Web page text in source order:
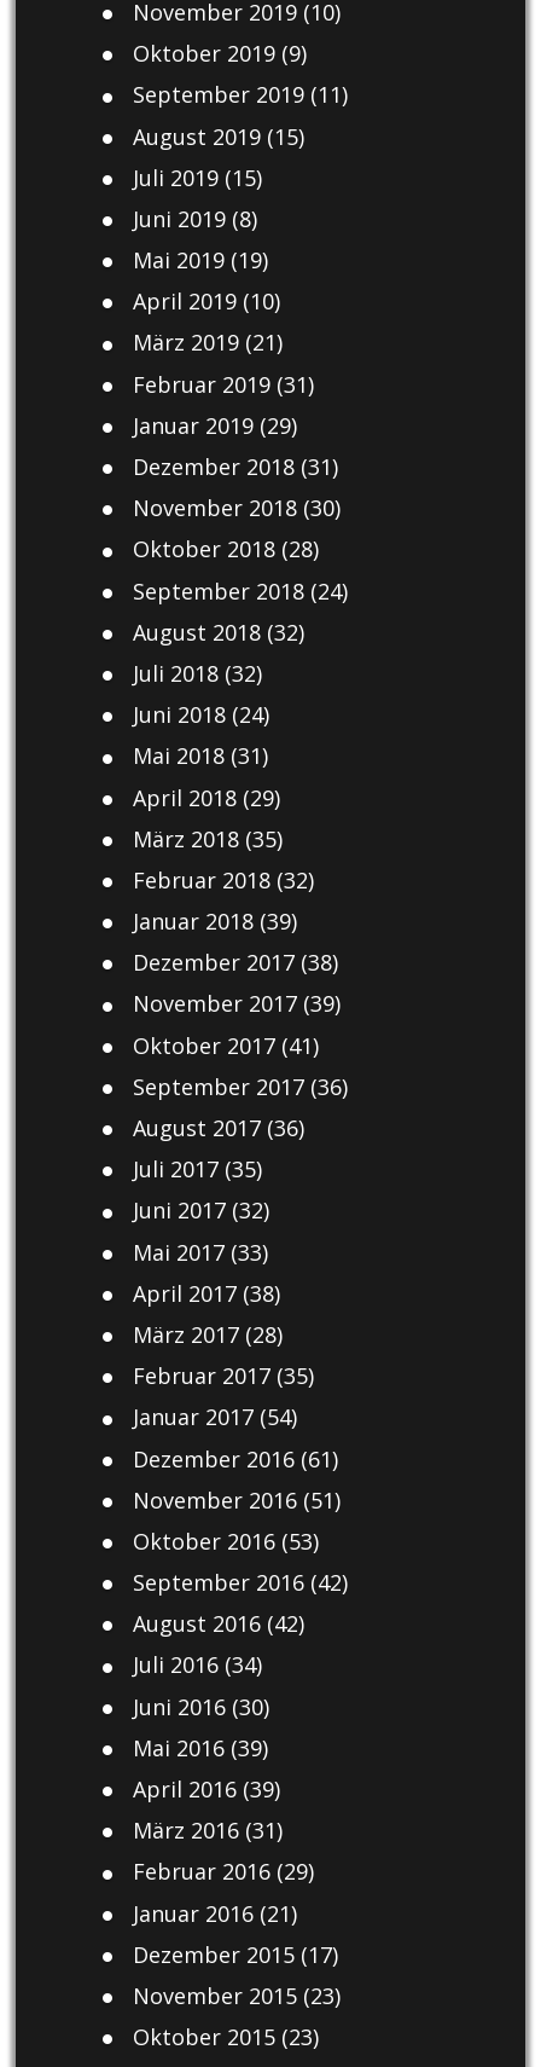
November 2019(10)
Oktober 2019(9)
September 2019(11)
August 2019(15)
Juli 2019(15)
Juni 2019(8)
Mai 2019(19)
April 2019(10)
März 2019(21)
Februar 2019(31)
Januar 2019(29)
Dezember 2018(31)
November 2018(30)
Oktober 2018(28)
September 2018(24)
August 2018(32)
Juli 2018(32)
Juni 2018(24)
Mai 2018(31)
April 2018(29)
März 2018(35)
Februar 2018(32)
Januar 2018(39)
Dezember 2017(38)
November 2017(39)
Oktober 2017(41)
September 2017(36)
August 2017(36)
Juli 2017(35)
Juni 2017(32)
Mai 2017(33)
April 2017(38)
März 2017(28)
Februar 2017(35)
Januar 2017(54)
Dezember 2016(61)
November 2016(51)
Oktober 2016(53)
September 2016(42)
August 2016(42)
Juli 2016(34)
Juni 2016(30)
Mai 2016(39)
April 2016(39)
März 2016(31)
Februar 2016(29)
Januar 2016(21)
Dezember 2015(17)
November 2015(23)
Oktober 2015(23)